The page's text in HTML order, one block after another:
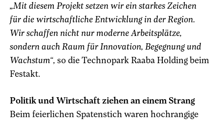
„Mit diesem Projekt setzen wir ein starkes Zeichen
für die wirtschaftliche Entwicklung in der Region.
Wir schaffen nicht nur moderne Arbeitsplätze,
sondern auch Raum für Innovation, Begegnung und
Wachstum“, so die Technopark Raaba Holding beim
Festakt.
Politik und Wirtschaft ziehen an einem Strang
Beim feierlichen Spatenstich waren hochrangige